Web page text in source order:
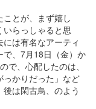
とが、まず嬉し
らっしゃると思
は有名なアーティ
で、7月18日（金）か
で、心配したのは、
かりだった」など
は閑古鳥、のよう